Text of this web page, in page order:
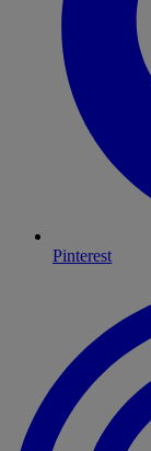
Pinterest